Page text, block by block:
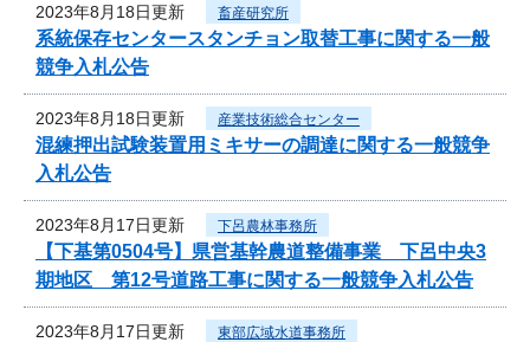
2023年8月18日更新 畜産研究所
系統保存センタースタンチョン取替工事に関する一般
競争入札公告
2023年8月18日更新 産業技術総合センター
混練押出試験装置用ミキサーの調達に関する一般競争
入札公告
2023年8月17日更新 下呂農林事務所
【下基第0504号】県営基幹農道整備事業 下呂中央3
期地区 第12号道路工事に関する一般競争入札公告
2023年8月17日更新 東部広域水道事務所